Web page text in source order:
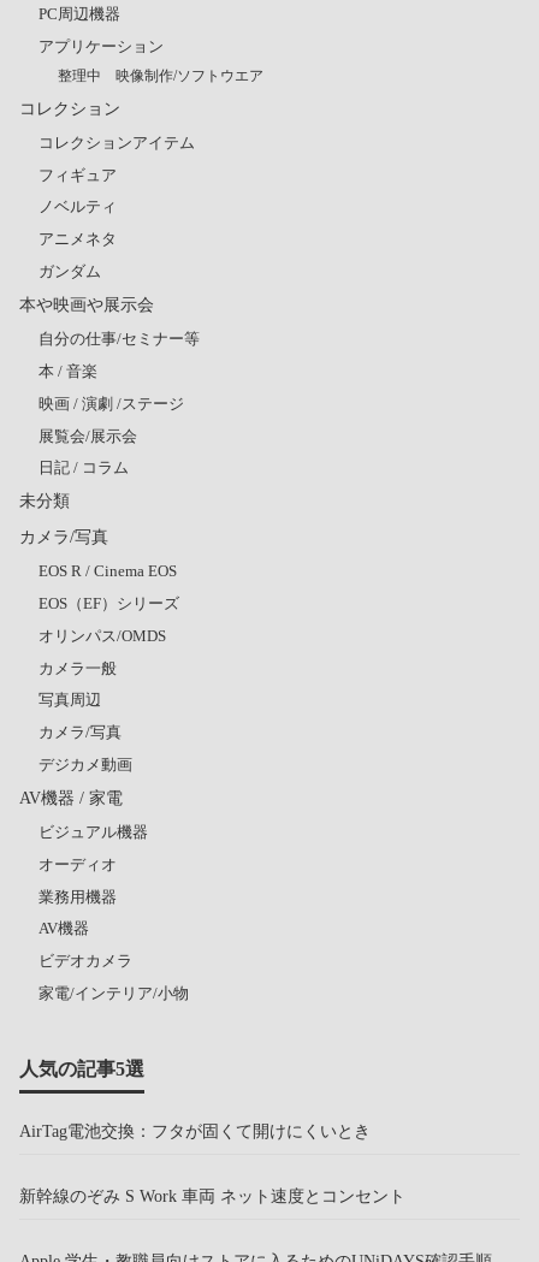
PC周辺機器
アプリケーション
整理中 映像制作/ソフトウエア
コレクション
コレクションアイテム
フィギュア
ノベルティ
アニメネタ
ガンダム
本や映画や展示会
自分の仕事/セミナー等
本 / 音楽
映画 / 演劇 /ステージ
展覧会/展示会
日記 / コラム
未分類
カメラ/写真
EOS R / Cinema EOS
EOS（EF）シリーズ
オリンパス/OMDS
カメラ一般
写真周辺
カメラ/写真
デジカメ動画
AV機器 / 家電
ビジュアル機器
オーディオ
業務用機器
AV機器
ビデオカメラ
家電/インテリア/小物
人気の記事5選
AirTag電池交換：フタが固くて開けにくいとき
新幹線のぞみ S Work 車両 ネット速度とコンセント